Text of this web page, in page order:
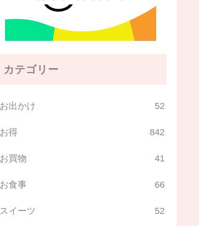
カテゴリー
お出かけ 52
お得 842
お買物 41
お食事 66
スイーツ 52